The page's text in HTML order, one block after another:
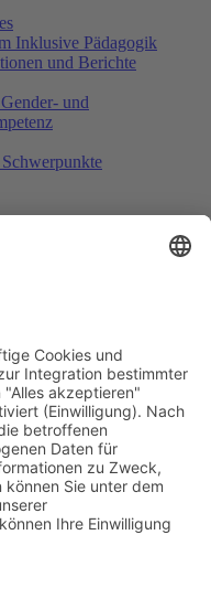
Inklusive Pädagogik
und Berichte
und
Links
Links